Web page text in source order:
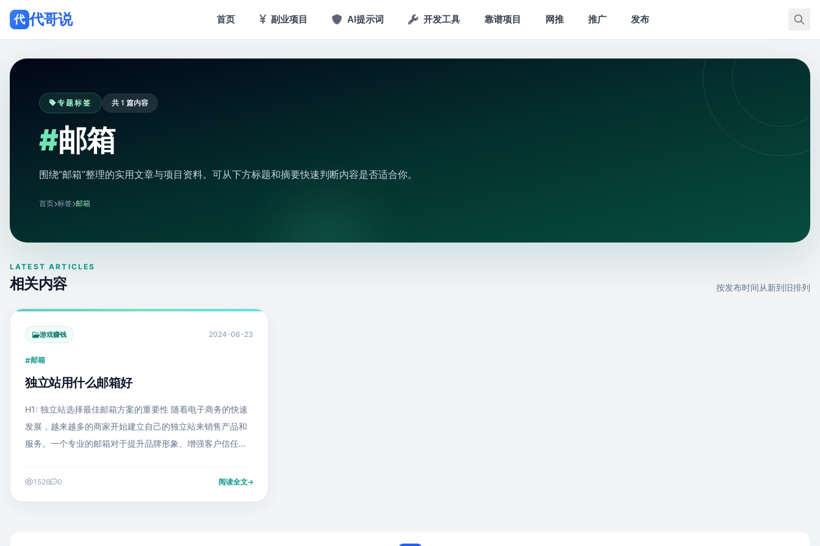
代 代哥说 首页 副业项目 AI提示词 开发工具 靠谱项目 网推 推广 发布
专题标签 共 1 篇内容
#邮箱
围绕“邮箱”整理的实用文章与项目资料。可从下方标题和摘要快速判断内容是否适合你。
首页 标签 邮箱
LATEST ARTICLES
相关内容 按发布时间从新到旧排列
游戏赚钱 2024-06-23
邮箱
独立站用什么邮箱好
H1: 独立站选择最佳邮箱方案的重要性 随着电子商务的快速
发展，越来越多的商家开始建立自己的独立站来销售产品和
服务。一个专业的邮箱对于提升品牌形象、增强客户信任感
哪种邮箱呢？在本文中
1526 0 阅读全文